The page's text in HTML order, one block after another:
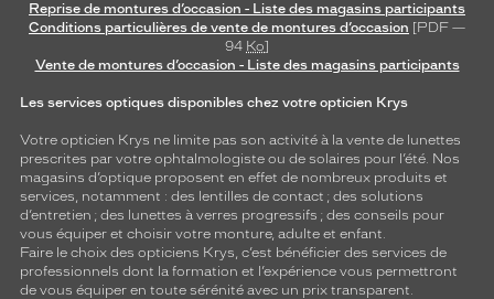
Reprise de montures d’occasion - Liste des magasins participants
Conditions particulières de vente de montures d’occasion [PDF —
94 Ko]
Vente de montures d’occasion - Liste des magasins participants
Les services optiques disponibles chez votre opticien Krys
Votre opticien Krys ne limite pas son activité à la vente de lunettes
prescrites par votre ophtalmologiste ou de solaires pour l’été. Nos
magasins d’optique proposent en effet de nombreux produits et
services, notamment : des lentilles de contact ; des solutions
d’entretien ; des lunettes à verres progressifs ; des conseils pour
vous équiper et choisir votre monture, adulte et enfant.
Faire le choix des opticiens Krys, c’est bénéficier des services de
professionnels dont la formation et l’expérience vous permettront
de vous équiper en toute sérénité avec un prix transparent.